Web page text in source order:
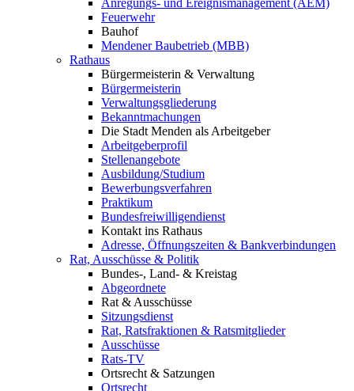
Anregungs- und Ereignismanagement (AEM)
Feuerwehr
Bauhof
Mendener Baubetrieb (MBB)
Rathaus
Bürgermeisterin & Verwaltung
Bürgermeisterin
Verwaltungsgliederung
Bekanntmachungen
Die Stadt Menden als Arbeitgeber
Arbeitgeberprofil
Stellenangebote
Ausbildung/Studium
Bewerbungsverfahren
Praktikum
Bundesfreiwilligendienst
Kontakt ins Rathaus
Adresse, Öffnungszeiten & Bankverbindungen
Rat, Ausschüsse & Politik
Bundes-, Land- & Kreistag
Abgeordnete
Rat & Ausschüsse
Sitzungsdienst
Rat, Ratsfraktionen & Ratsmitglieder
Ausschüsse
Rats-TV
Ortsrecht & Satzungen
Ortsrecht